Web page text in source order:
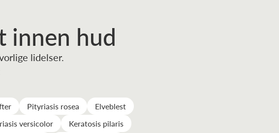
innen hud
lidelser.
Pityriasis rosea
Elveblest
versicolor
Keratosis pilaris